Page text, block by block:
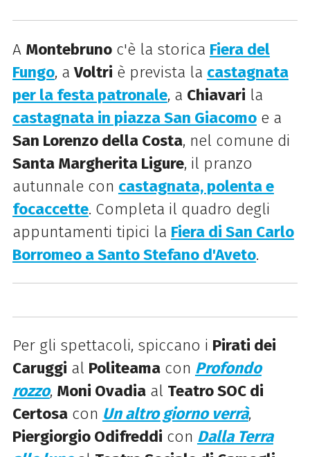
A Montebrunoc'è la storica Fiera del
Fungo, aVoltri è prevista la castagnata
per la festa patronale, a Chiavari la
castagnata in piazza San Giacomoe a
San Lorenzo della Costa, nel comune di
Santa Margherita Ligure, il pranzo
autunnale con castagnata, polenta e
focaccette. Completa il quadro degli
appuntamenti tipici la Fiera di San Carlo
Borromeo a Santo Stefano d'Aveto.
Per gli spettacoli, spiccano i Pirati dei
Caruggi al Politeamacon Profondo
rozzo, Moni Ovadiaal Teatro SOC di
Certosacon Un altro giorno verrà,
Piergiorgio Odifreddi con Dalla Terra